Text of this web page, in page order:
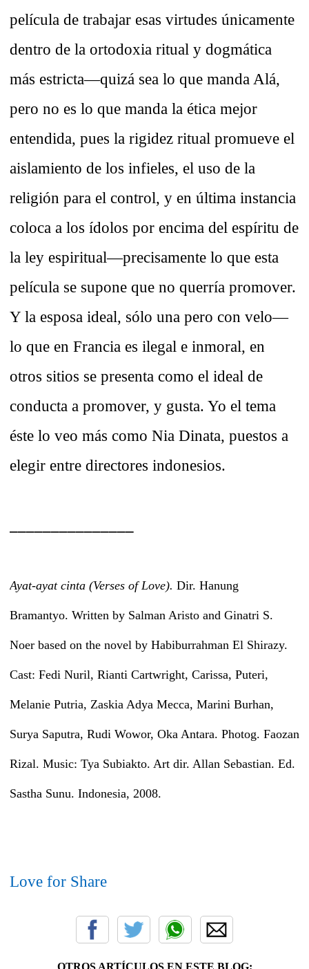
película de trabajar esas virtudes únicamente
dentro de la ortodoxia ritual y dogmática
más estricta—quizá sea lo que manda Alá,
pero no es lo que manda la ética mejor
entendida, pues la rigidez ritual promueve el
aislamiento de los infieles, el uso de la
religión para el control, y en última instancia
coloca a los ídolos por encima del espíritu de
la ley espiritual—precisamente lo que esta
película se supone que no querría promover.
Y la esposa ideal, sólo una pero con velo—
lo que en Francia es ilegal e inmoral, en
otros sitios se presenta como el ideal de
conducta a promover, y gusta. Yo el tema
éste lo veo más como Nia Dinata, puestos a
elegir entre directores indonesios.
Ayat-ayat cinta (Verses of Love). Dir. Hanung
Bramantyo. Written by Salman Aristo and Ginatri S.
Noer based on the novel by Habiburrahman El Shirazy.
Cast: Fedi Nuril, Rianti Cartwright, Carissa, Puteri,
Melanie Putria, Zaskia Adya Mecca, Marini Burhan,
Surya Saputra, Rudi Wowor, Oka Antara. Photog. Faozan
Rizal. Music: Tya Subiakto. Art dir. Allan Sebastian. Ed.
Sastha Sunu. Indonesia, 2008.
Love for Share